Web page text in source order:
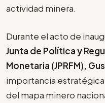
actividad minera.
Durante el acto de
Junta de Política y
Monetaria (JPRFM),
importancia
del mapa minero